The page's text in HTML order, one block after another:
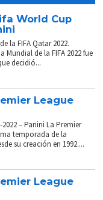
World Cup
la FIFA Qatar 2022.
de la FIFA 2022 fue
decidió...
League
– Panini La Premier
temporada de la
su creación en 1992....
League